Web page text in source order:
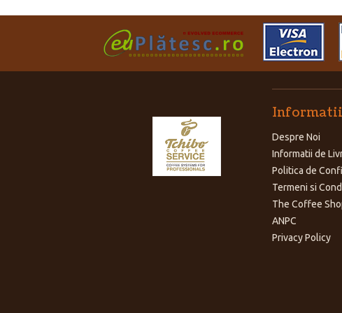
Despre Noi
Informatii de
Politica de
Termeni si
The Coffee
ANPC
Privacy Policy